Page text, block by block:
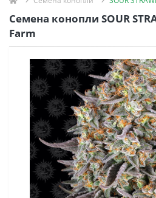
Семена конопли SOUR
Farm